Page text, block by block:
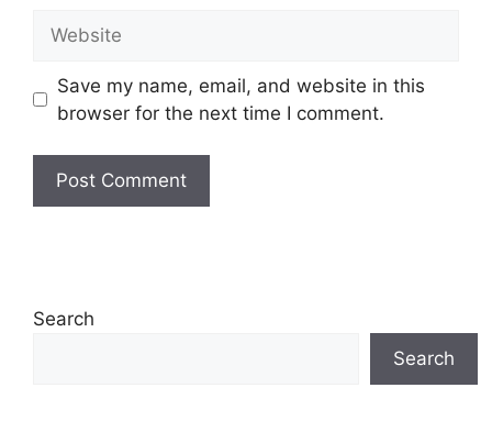
Save my name, email, and website in this
browser for the next time I comment.
Search
Search